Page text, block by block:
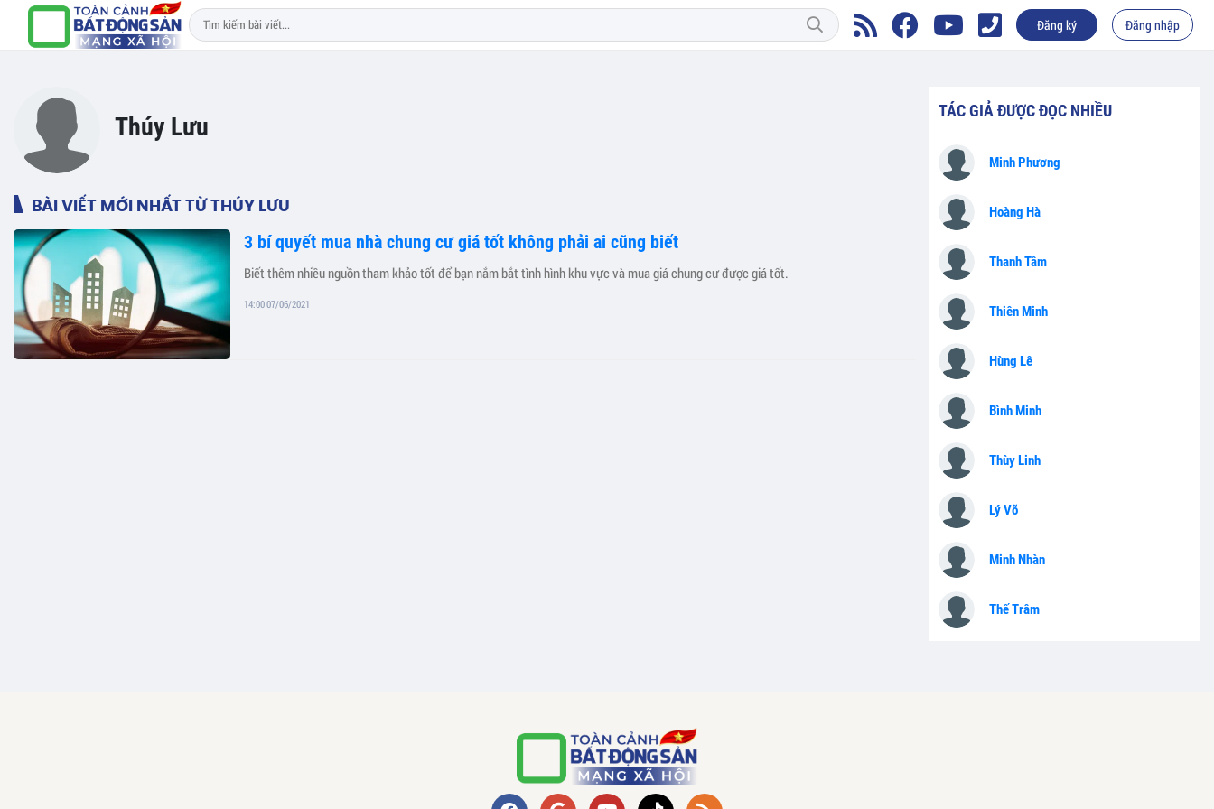
Đăng ký Đăng nhập
Thúy Lưu
BÀI VIẾT MỚI NHẤT TỪ THÚY LƯU
3 bí quyết mua nhà chung cư giá tốt không phải ai cũng biết
Biết thêm nhiều nguồn tham khảo tốt để bạn nắm bắt tình hình khu vực và mua giá chung cư được giá tốt.
14:00 07/06/2021
TÁC GIẢ ĐƯỢC ĐỌC NHIỀU
Minh Phương
Hoàng Hà
Thanh Tâm
Thiên Minh
Hùng Lê
Bình Minh
Thùy Linh
Lý Võ
Minh Nhàn
Thế Trâm